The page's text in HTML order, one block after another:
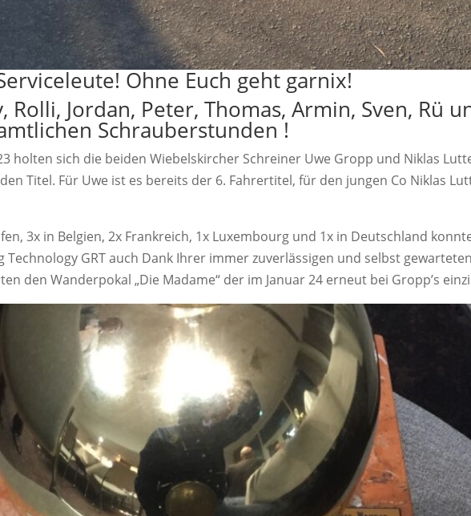
Ohne Euch geht garnix!
Rolli, Jordan, Peter, Thomas, Armin, Sven, Rü
Schrauberstunden !
holten sich die beiden Wiebelskircher Schreiner Uwe Gropp und Niklas
Titel. Für Uwe ist es bereits der 6. Fahrertitel, für den jungen Co Niklas
3x in Belgien, 2x Frankreich, 1x Luxembourg und 1x in Deutschland
Technology GRT auch Dank Ihrer immer zuverlässigen und selbst
den Wanderpokal „Die Madame“ der im Januar 24 erneut bei Gropp’s